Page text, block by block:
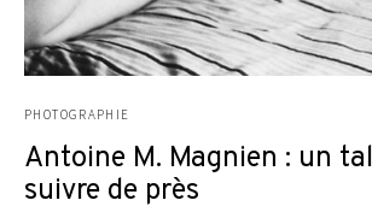
PHOTOGRAPHIE
Antoine M. Magnien : un
suivre de près